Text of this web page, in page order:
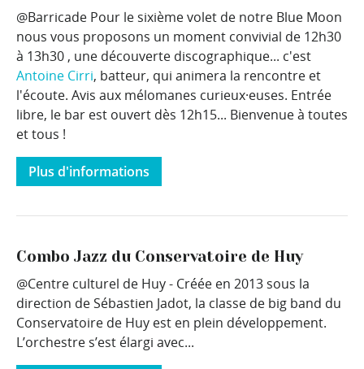
@Barricade Pour le sixième volet de notre Blue Moon
nous vous proposons un moment convivial de 12h30
à 13h30 , une découverte discographique... c'est
Antoine Cirri, batteur, qui animera la rencontre et
l'écoute. Avis aux mélomanes curieux·euses. Entrée
libre, le bar est ouvert dès 12h15... Bienvenue à toutes
et tous !
Plus d'informations
Combo Jazz du Conservatoire de Huy
@Centre culturel de Huy - Créée en 2013 sous la
direction de Sébastien Jadot, la classe de big band du
Conservatoire de Huy est en plein développement.
L’orchestre s’est élargi avec...